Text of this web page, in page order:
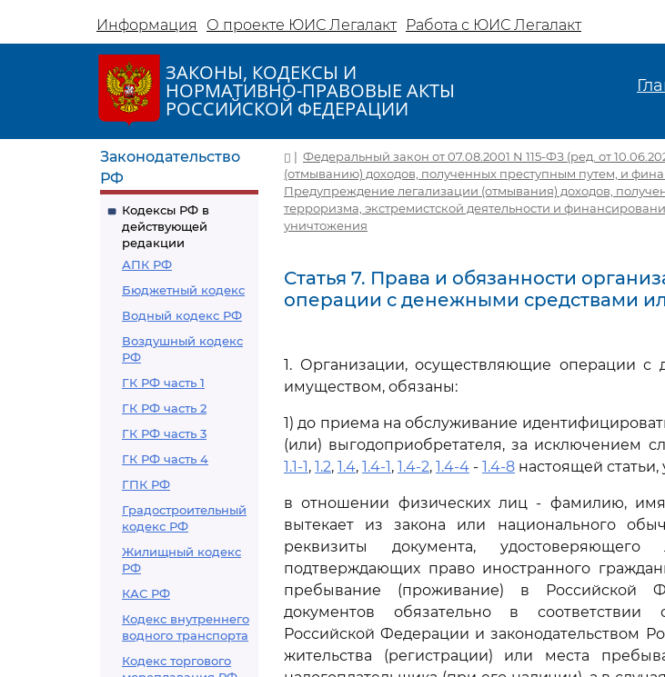
Информация О проекте ЮИС Легалакт Работа с ЮИС Легалакт
ЗАКОНЫ, КОДЕКСЫ И
НОРМАТИВНО-ПРАВОВЫЕ АКТЫ
РОССИЙСКОЙ ФЕДЕРАЦИИ
Законодательство
РФ
Кодексы РФ в
действующей
редакции
АПК РФ
Бюджетный кодекс
Водный кодекс РФ
Воздушный кодекс
РФ
ГК РФ часть 1
ГК РФ часть 2
ГК РФ часть 3
ГК РФ часть 4
ГПК РФ
Градостроительный
кодекс РФ
Жилищный кодекс
РФ
КАС РФ
Кодекс внутреннего
водного транспорта
Кодекс торгового
| Федеральный закон от 07.08.2001 N 115-ФЗ (ред. от
(отмыванию) доходов, полученных преступным путем, и
Предупреждение легализации (отмывания) доходов,
терроризма, экстремистской деятельности и
уничтожения
Статья 7. Права и обязанности
операции с денежными средствами
1. Организации, осуществляющие операции
имуществом, обязаны:
1) до приема на обслуживание
(или) выгодоприобретателя, за исключением
1.1-1, 1.2, 1.4, 1.4-1, 1.4-2, 1.4-4 - 1.4-8 настоящей
в отношении физических лиц - фамилию,
вытекает из закона или национального
реквизиты документа, удостоверяющего
подтверждающих право иностранного
пребывание (проживание) в Российской
документов обязательно в
Российской Федерации и законодательством
жительства (регистрации) или места